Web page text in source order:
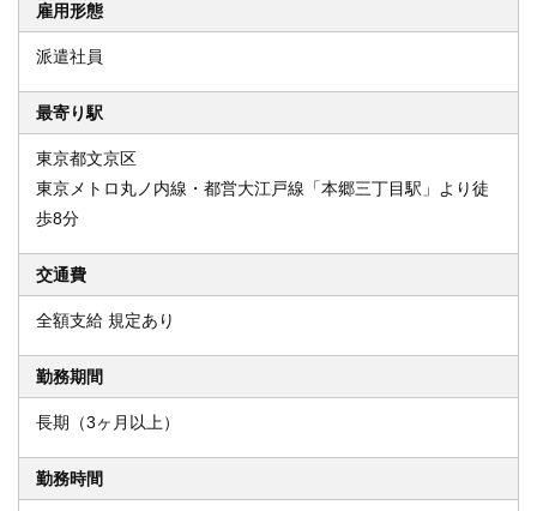
雇用形態
派遣社員
最寄り駅
東京都文京区
東京メトロ丸ノ内線・都営大江戸線「本郷三丁目駅」より徒
歩8分
交通費
全額支給 規定あり
勤務期間
長期（3ヶ月以上）
勤務時間